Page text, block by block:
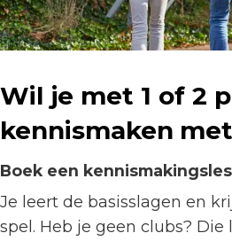
Wil je met 1 of 2
kennismaken
Boek een
Je leert de basisslagen en
spel. Heb je geen clubs? Die